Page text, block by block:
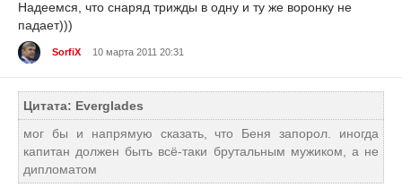
Надеемся, что снаряд трижды в одну и ту же воронку не
падает)))
SorfiX 10 марта 2011 20:31
Цитата: Everglades
мог бы и напрямую сказать, что Беня запорол. иногда
капитан должен быть всё-таки брутальным мужиком, а не
дипломатом